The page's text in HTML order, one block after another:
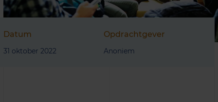
Datum
31 oktober 2022
Opdrachtgever
Anoniem